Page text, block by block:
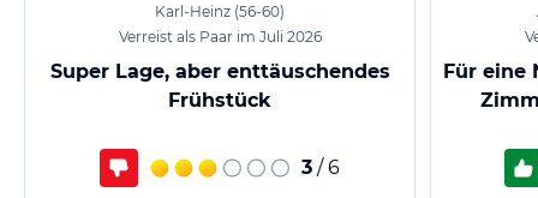
Karl-Heinz (56-60)
Verreist als Paar im Juli 2026
Super Lage, aber enttäuschendes
Frühstück
3 / 6
Für eine